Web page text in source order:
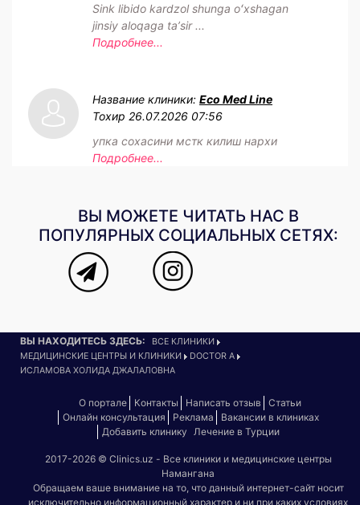
Sink libido kardzol shunga oʻxshagan
jinsiy aloqaga taʼsir ...
Подробнее...
Название клиники: Eco Med Line
Тохир 26.07.2026 07:56
упка сохасини мстк килиш нархи
Подробнее...
ВЫ МОЖЕТЕ ЧИТАТЬ НАС В
ПОПУЛЯРНЫХ СОЦИАЛЬНЫХ СЕТЯХ:
ВЫ НАХОДИТЕСЬ ЗДЕСЬ:
ВСЕ КЛИНИКИ
МЕДИЦИНСКИЕ ЦЕНТРЫ И КЛИНИКИ
DOCTOR A
ИСЛАМОВА ХОЛИДА ДЖАЛАЛОВНА
О портале Контакты Написать отзыв
Статьи
Онлайн консультация
Реклама
Вакансии в клиниках
Добавить клинику
Лечение в Турции
2017-2026 © Clinics.uz - Все клиники и медицинские центры
Намангана
Обращаем ваше внимание на то, что данный интернет-сайт носит
исключительно информационный характер и ни при каких условиях